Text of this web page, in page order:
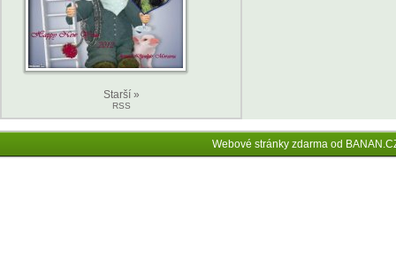
Starší »
RSS
Webové stránky zdarma od